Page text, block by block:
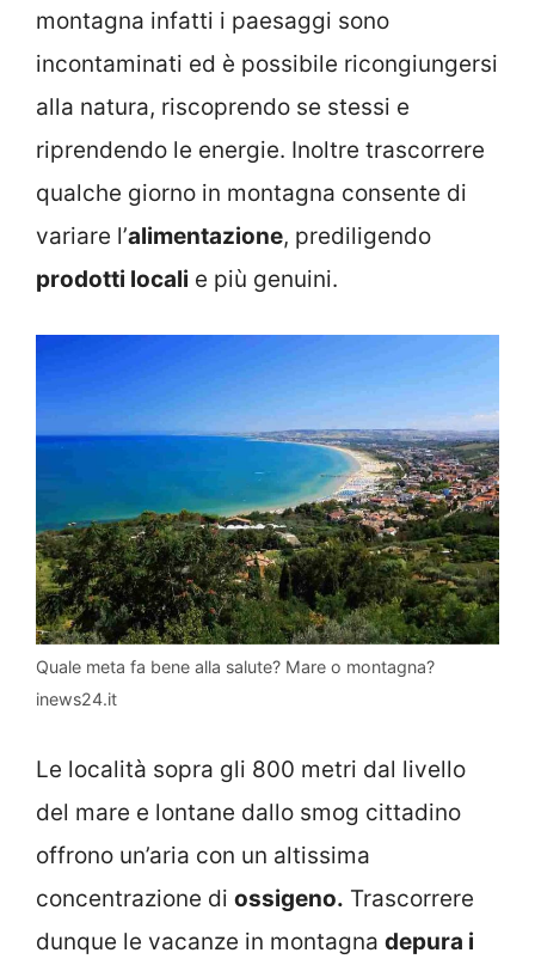
montagna infatti i paesaggi sono
incontaminati ed è possibile ricongiungersi
alla natura, riscoprendo se stessi e
riprendendo le energie. Inoltre trascorrere
qualche giorno in montagna consente di
variare l’alimentazione, prediligendo
prodotti locali e più genuini.
Quale meta fa bene alla salute? Mare o montagna?
inews24.it
Le località sopra gli 800 metri dal livello
del mare e lontane dallo smog cittadino
offrono un’aria con un altissima
concentrazione di ossigeno. Trascorrere
dunque le vacanze in montagna depura i